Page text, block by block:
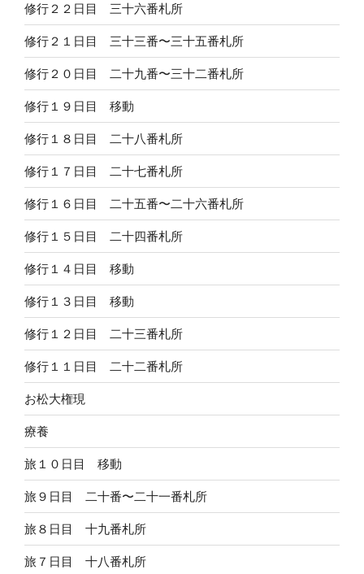
修行２２日目 三十六番札所
修行２１日目 三十三番〜三十五番札所
修行２０日目 二十九番〜三十二番札所
修行１９日目 移動
修行１８日目 二十八番札所
修行１７日目 二十七番札所
修行１６日目 二十五番〜二十六番札所
修行１５日目 二十四番札所
修行１４日目 移動
修行１３日目 移動
修行１２日目 二十三番札所
修行１１日目 二十二番札所
お松大権現
療養
旅１０日目 移動
旅９日目 二十番〜二十一番札所
旅８日目 十九番札所
旅７日目 十八番札所